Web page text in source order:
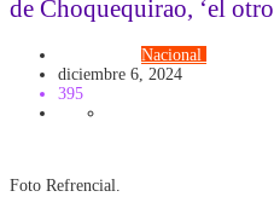
de Choquequirao, ‘el
Nacional
diciembre 6, 2024
395
Foto Refrencial.